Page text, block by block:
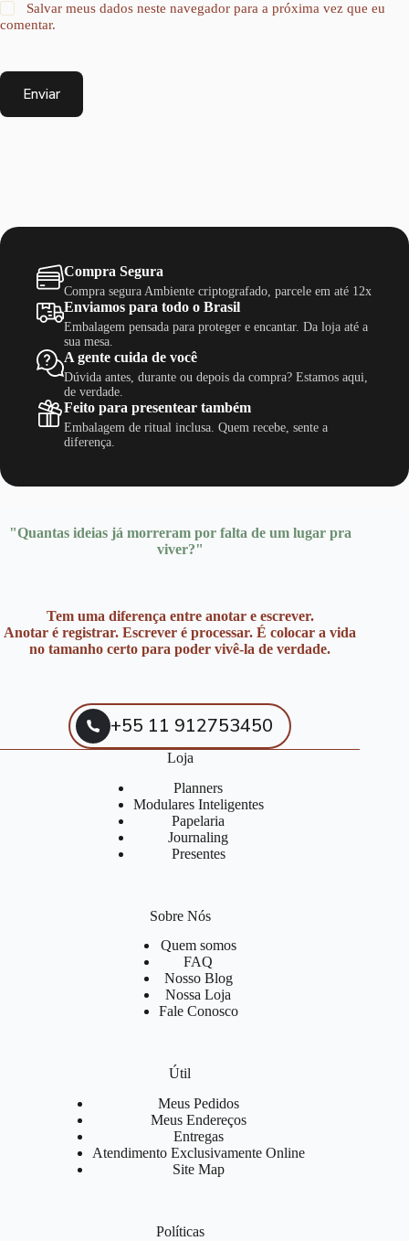
Salvar meus dados neste navegador para a próxima vez que eu
comentar.
Enviar
Compra Segura
Compra segura Ambiente criptografado, parcele em até 12x
Enviamos para todo o Brasil
Embalagem pensada para proteger e encantar. Da loja até a
sua mesa.
A gente cuida de você
Dúvida antes, durante ou depois da compra? Estamos aqui,
de verdade.
Feito para presentear também
Embalagem de ritual inclusa. Quem recebe, sente a
diferença.
"Quantas ideias já morreram por falta de um lugar pra
viver?"
Tem uma diferença entre anotar e escrever.
Anotar é registrar. Escrever é processar. É colocar a vida
no tamanho certo para poder vivê-la de verdade.
+55 11 912753450
Loja
Planners
Modulares Inteligentes
Papelaria
Journaling
Presentes
Sobre Nós
Quem somos
FAQ
Nosso Blog
Nossa Loja
Fale Conosco
Útil
Meus Pedidos
Meus Endereços
Entregas
Atendimento Exclusivamente Online
Site Map
Políticas